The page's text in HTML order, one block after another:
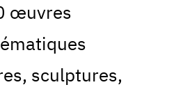
œuvres
sculptures,